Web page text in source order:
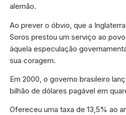
alemão.
Ao prever o óbvio, que a Inglaterra
Soros prestou um serviço ao
àquela especulação
sua coragem.
Em 2000, o governo brasileiro
bilhão de dólares pagável em
Ofereceu uma taxa de 13,5% ao